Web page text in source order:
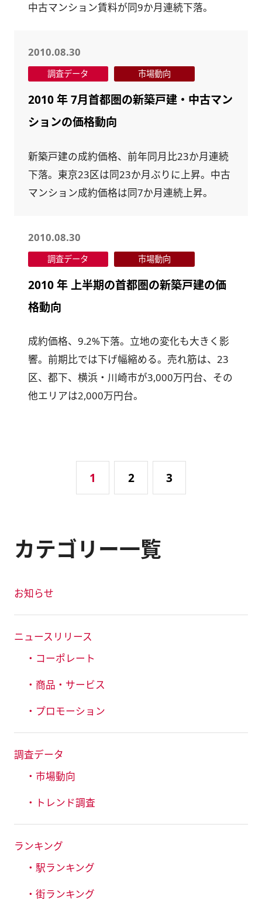
中古マンション賃料が同9か月連続下落。
2010.08.30
調査データ 市場動向
2010 年 7月首都圏の新築戸建・中古マン
ションの価格動向
新築戸建の成約価格、前年同月比23か月連続
下落。東京23区は同23か月ぶりに上昇。中古
マンション成約価格は同7か月連続上昇。
2010.08.30
調査データ 市場動向
2010 年 上半期の首都圏の新築戸建の価
格動向
成約価格、9.2%下落。立地の変化も大きく影
響。前期比では下げ幅縮める。売れ筋は、23
区、都下、横浜・川崎市が3,000万円台、その
他エリアは2,000万円台。
1 2 3
カテゴリー一覧
お知らせ
ニュースリリース
・コーポレート
・商品・サービス
・プロモーション
調査データ
・市場動向
・トレンド調査
ランキング
・駅ランキング
・街ランキング